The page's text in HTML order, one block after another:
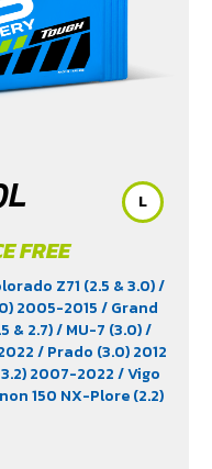
FREE
Z71 (2.5 & 3.0)/
2005-2015/ Grand
& 2.7)/ MU-7 (3.0)/
/ Prado (3.0) 2012
2007-2022/ Vigo
150 NX-Plore (2.2)
L